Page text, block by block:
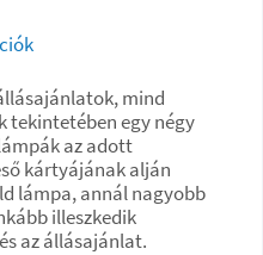
mind
tekintetében egy négy
az adott
kártyájának alján
lámpa, annál nagyobb
illeszkedik
az állásajánlat.